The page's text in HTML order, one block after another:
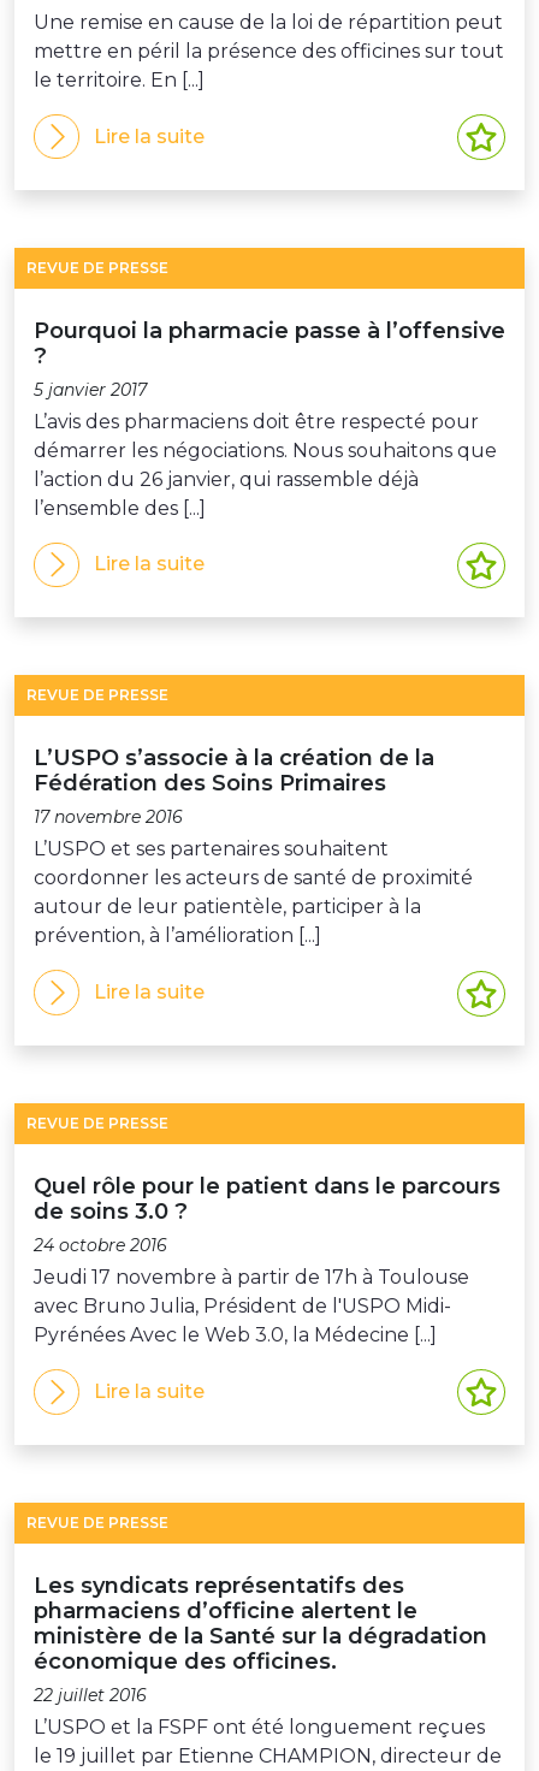
Une remise en cause de la loi de répartition peut
mettre en péril la présence des officines sur tout
le territoire. En [...]
Lire la suite
REVUE DE PRESSE
Pourquoi la pharmacie passe à l’offensive
?
5 janvier 2017
L’avis des pharmaciens doit être respecté pour
démarrer les négociations. Nous souhaitons que
l’action du 26 janvier, qui rassemble déjà
l’ensemble des [...]
Lire la suite
REVUE DE PRESSE
L’USPO s’associe à la création de la
Fédération des Soins Primaires
17 novembre 2016
L’USPO et ses partenaires souhaitent
coordonner les acteurs de santé de proximité
autour de leur patientèle, participer à la
prévention, à l’amélioration [...]
Lire la suite
REVUE DE PRESSE
Quel rôle pour le patient dans le parcours
de soins 3.0 ?
24 octobre 2016
Jeudi 17 novembre à partir de 17h à Toulouse
avec Bruno Julia, Président de l'USPO Midi-
Pyrénées Avec le Web 3.0, la Médecine [...]
Lire la suite
REVUE DE PRESSE
Les syndicats représentatifs des
pharmaciens d’officine alertent le
ministère de la Santé sur la dégradation
économique des officines.
22 juillet 2016
L’USPO et la FSPF ont été longuement reçues
le 19 juillet par Etienne CHAMPION, directeur de